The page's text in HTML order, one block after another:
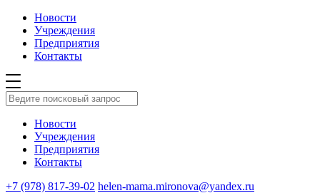
Новости
Учреждения
Предприятия
Контакты
Новости
Учреждения
Предприятия
Контакты
+7 (978) 817-39-02 helen-mama.mironova@yandex.ru